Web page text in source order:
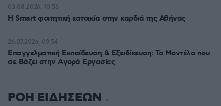
Η Smart φοιτητική κατοικία στην καρδιά της Αθήνας
03.08.2026, 10:56
Επαγγελματική Εκπαίδευση & Εξειδίκευση: Το Mοντέλο που
σε Bάζει στην Aγορά Eργασίας
26.07.2026, 09:54
ΡΟΗ ΕΙΔΗΣΕΩΝ